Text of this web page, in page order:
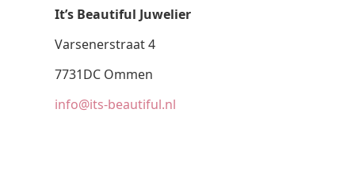
It’s Beautiful Juwelier
Varsenerstraat 4
7731DC Ommen
info@its-beautiful.nl